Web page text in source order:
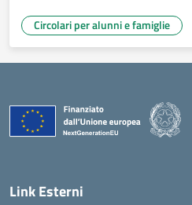
Circolari per alunni e famiglie
Link Esterni